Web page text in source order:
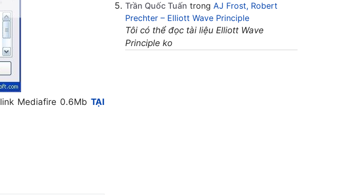
link Mediafire 0.6MbTẠI
Trần Quốc Tuấn trong AJ Frost, Robert
Prechter – Elliott Wave Principle
Tôi có thể đọc tài liệu Elliott Wave
Principle ko